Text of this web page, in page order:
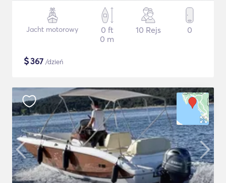
Jacht motorowy
0 ft
0 m
10 Rejs 0
$367 /dzień